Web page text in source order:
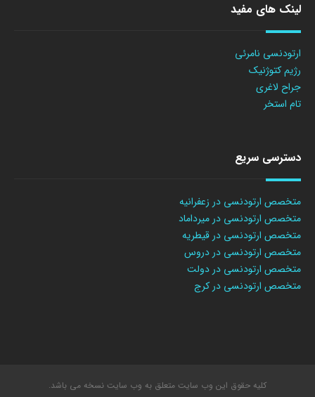
لینک های مفید
ارتودنسی نامرئی
رژیم کتوژنیک
جراح لاغری
تام استخر
دسترسی سریع
متخصص ارتودنسی در زعفرانیه
متخصص ارتودنسی در میرداماد
متخصص ارتودنسی در قیطریه
متخصص ارتودنسی در دروس
متخصص ارتودنسی در دولت
متخصص ارتودنسی در کرج
کلیه حقوق این وب سایت متعلق به وب سایت نسخه می باشد.